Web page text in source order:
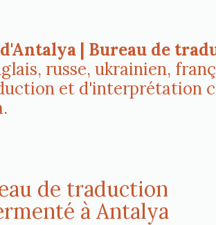
| Bureau de
russe, ukrainien,
et d'interprétation
de traduction
à Antalya